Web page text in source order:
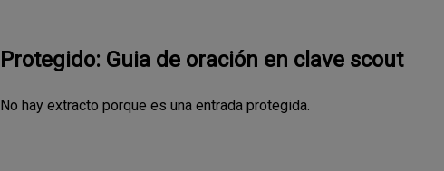
Protegido: Guia de oración en clave scout
No hay extracto porque es una entrada protegida.